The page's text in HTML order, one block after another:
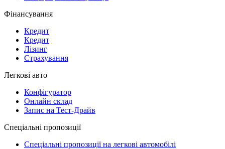
Фінансування
Кредит
Кредит
Лізинг
Страхування
Легкові авто
Конфігуратор
Онлайн склад
Запис на Тест-Драйв
Спеціальні пропозиції
Спеціальні пропозиції на легкові автомобілі